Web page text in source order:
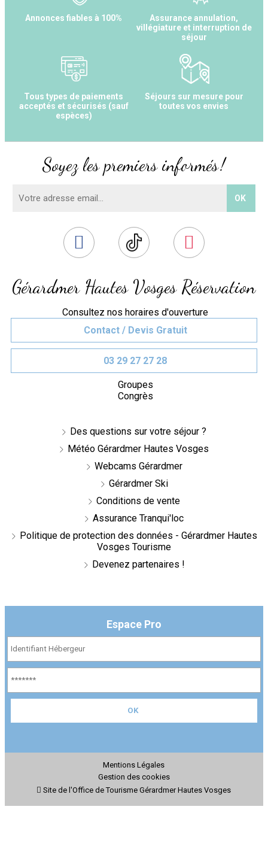
Annonces fiables à 100%
Assurance annulation,
villégiature et interruption de
séjour
Tous types de paiements
acceptés et sécurisés (sauf
espèces)
Séjours sur mesure pour
toutes vos envies
Gérardmer Hautes Vosges Réservation
Consultez nos horaires d'ouverture
Contact / Devis Gratuit
03 29 27 27 28
Groupes
Congrès
Des questions sur votre séjour ?
Météo Gérardmer Hautes Vosges
Webcams Gérardmer
Gérardmer Ski
Conditions de vente
Assurance Tranqui'loc
Politique de protection des données - Gérardmer Hautes
Vosges Tourisme
Devenez partenaires !
Soyez les premiers informés !
Espace Pro
Mentions Légales
Gestion des cookies
Site de l'Office de Tourisme Gérardmer Hautes Vosges